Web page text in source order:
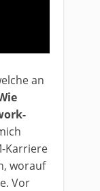
an
Karriere
worauf
Vor